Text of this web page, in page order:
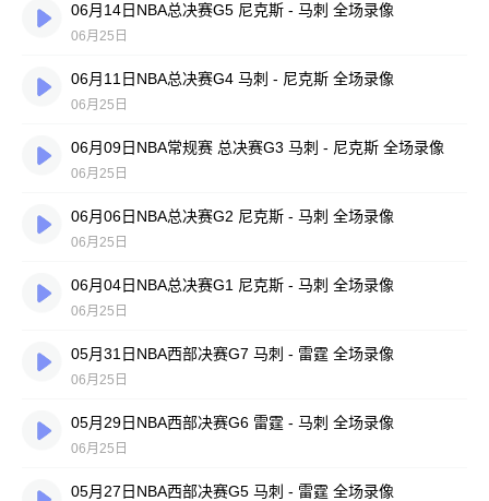
06月14日NBA总决赛G5 尼克斯 - 马刺 全场录像
06月25日
06月11日NBA总决赛G4 马刺 - 尼克斯 全场录像
06月25日
06月09日NBA常规赛 总决赛G3 马刺 - 尼克斯 全场录像
06月25日
06月06日NBA总决赛G2 尼克斯 - 马刺 全场录像
06月25日
06月04日NBA总决赛G1 尼克斯 - 马刺 全场录像
06月25日
05月31日NBA西部决赛G7 马刺 - 雷霆 全场录像
06月25日
05月29日NBA西部决赛G6 雷霆 - 马刺 全场录像
06月25日
05月27日NBA西部决赛G5 马刺 - 雷霆 全场录像